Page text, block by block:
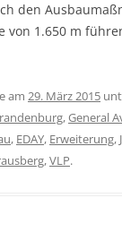
den
von 1.650 m
am 29. März 2015
,General
, EDAY, Erweiterung,
,VLP.